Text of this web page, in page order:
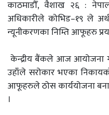
काठमाडौँ, वैशाख २६ : नेपाल
अधिकारीले कोभिड–१९ ले
न्यूनीकरणका निम्ति आफूहरु
केन्द्रीय बैंकले आज आयोजना
उहाँले सरोकार भएका
आफूहरुले ठोस कार्ययोजना
।